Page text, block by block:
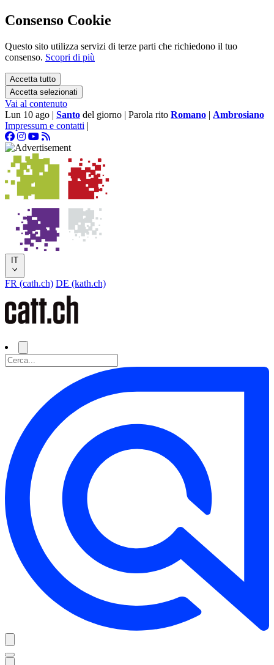
Consenso Cookie
Questo sito utilizza servizi di terze parti che richiedono il tuo
consenso. Scopri di più
Accetta tutto
Accetta selezionati
Vai al contenuto
Lun 10 ago | Santo del giorno | Parola rito Romano | Ambrosiano
Impressum e contatti |
IT
FR (cath.ch) DE (kath.ch)